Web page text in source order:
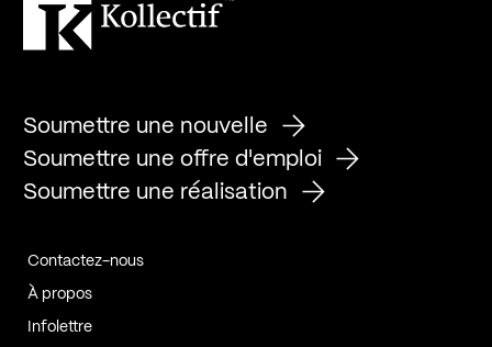
Soumettre une nouvelle
Soumettre une offre d'emploi
Soumettre une réalisation
Contactez-nous
À propos
Infolettre